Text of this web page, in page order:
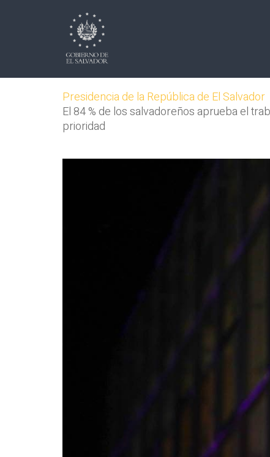
Presidencia de la República de El Salvador
El 84 % de los salvadoreños aprueba el
prioridad